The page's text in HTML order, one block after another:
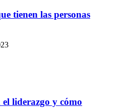
tienen las personas
liderazgo y cómo